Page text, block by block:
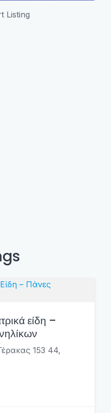
Listing
είδη –
153 44,